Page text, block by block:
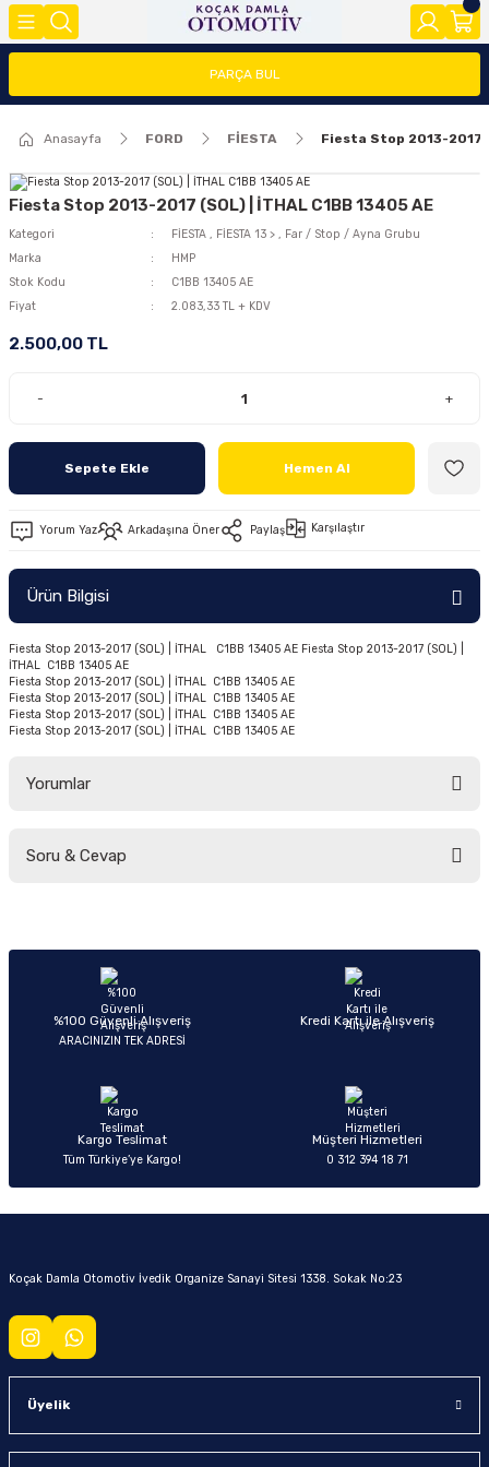
Geri Dön
FOCUS
FAR/STOP/AYNA GRUBU
FOCUS 1
FOCUS 2.5(2008-2011)
FİESTA
FİESTA 08>
FİESTA 13 >
COURİER
COURİER 2014-2018
COURİER 2018-2023
CONNECT
CONNECT 2002-2008
CONNECT 2008-2013
TRANSİT
TRANSİT 2014-2018
TRANSİT 2018-2023
Geri Dön
MODEL Y
2020>
Geri Dön
(FMY)
PARÇA BUL
Anasayfa FORD FİESTA Fiesta Stop 2013-2017
Fiesta Stop 2013-2017 (SOL) | İTHAL C1BB 13405 AE
Kategori FİESTA , FİESTA 13 > , Far / Stop / Ayna Grubu
Marka
HMP
Stok Kodu
C1BB 13405 AE
Fiyat
2.083,33 TL + KDV
2.500,00 TL
- +
Sepete Ekle Hemen Al
Yorum Yaz Arkadaşına Öner Paylaş Karşılaştır
Ürün Bilgisi
Fiesta Stop 2013-2017 (SOL) | İTHAL C1BB 13405 AE Fiesta Stop 2013-2017 (SOL) |
İTHAL C1BB 13405 AE
Fiesta Stop 2013-2017 (SOL) | İTHAL C1BB 13405 AE
Fiesta Stop 2013-2017 (SOL) | İTHAL C1BB 13405 AE
Fiesta Stop 2013-2017 (SOL) | İTHAL C1BB 13405 AE
Fiesta Stop 2013-2017 (SOL) | İTHAL C1BB 13405 AE
Yorumlar
Soru & Cevap
Ürün hakkında henüz soru sorulmamış.
%100 Güvenli Alışveriş
ARACINIZIN TEK ADRESİ
Kredi Kartı ile Alışveriş
Kargo Teslimat
Tüm Türkiye’ye Kargo!
Müşteri Hizmetleri
0 312 394 18 71
Koçak Damla Otomotiv İvedik Organize Sanayi Sitesi 1338. Sokak No:23
Üyelik